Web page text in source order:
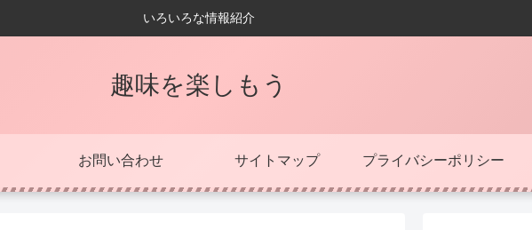
いろいろな情報紹介
趣味を楽しもう
お問い合わせ サイトマップ プライバシーポリシー